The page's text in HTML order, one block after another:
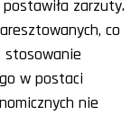
zarzuty.
co
stosowanie
w postaci
nie